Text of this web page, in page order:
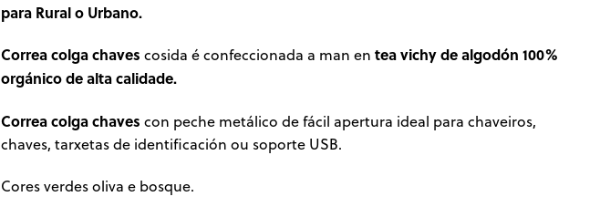
para Rural o Urbano.
Correa colga chaves cosida é confeccionada a man en tea vichy de algodón 100%
orgánico de alta calidade.
Correa colga chaves con peche metálico de fácil apertura ideal para chaveiros,
chaves, tarxetas de identificación ou soporte USB.
Cores verdes oliva e bosque.